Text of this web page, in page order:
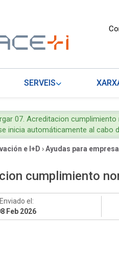
SERVEIS
07. Acreditacion
inicia automáticamente al cabo
e I+D ›Ayudas para
cumplimiento
Enviado el:
Feb 2026